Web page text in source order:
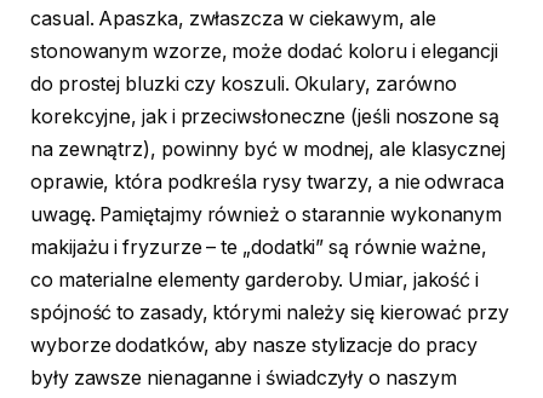
casual. Apaszka, zwłaszcza w ciekawym, ale
stonowanym wzorze, może dodać koloru i elegancji
do prostej bluzki czy koszuli. Okulary, zarówno
korekcyjne, jak i przeciwsłoneczne (jeśli noszone są
na zewnątrz), powinny być w modnej, ale klasycznej
oprawie, która podkreśla rysy twarzy, a nie odwraca
uwagę. Pamiętajmy również o starannie wykonanym
makijażu i fryzurze – te „dodatki” są równie ważne,
co materialne elementy garderoby. Umiar, jakość i
spójność to zasady, którymi należy się kierować przy
wyborze dodatków, aby nasze stylizacje do pracy
były zawsze nienaganne i świadczyły o naszym